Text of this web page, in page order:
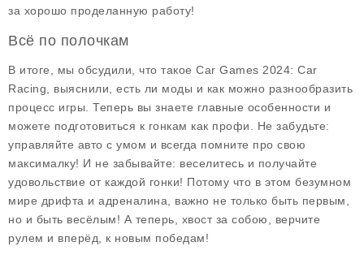
за хорошо проделанную работу!
Всё по полочкам
В итоге, мы обсудили, что такое Car Games 2024: Car
Racing , выяснили, есть ли моды и как можно разнообразить
процесс игры. Теперь вы знаете главные особенности и
можете подготовиться к гонкам как профи. Не забудьте:
управляйте авто с умом и всегда помните про свою
максималку! И не забывайте: веселитесь и получайте
удовольствие от каждой гонки! Потому что в этом безумном
мире дрифта и адреналина, важно не только быть первым,
но и быть весёлым! А теперь, хвост за собою, верчите
рулем и вперёд, к новым победам!